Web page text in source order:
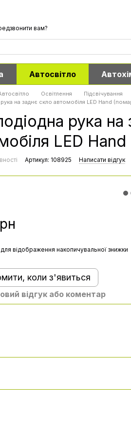
вам?
Автосвітло
Освітлення Підсвічування
рука на заднє скло автомобіля LED Hand
рука
LED
Артикул: 108925 Написати відгук
для відображення накопичувальної знижки
коли з'явиться
відгук або коментар